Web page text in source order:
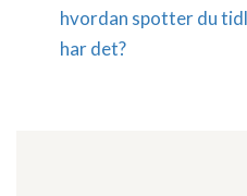
hvordan spotter du
har det?